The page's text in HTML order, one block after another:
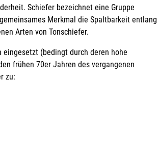
Schiefer bezeichnet eine Gruppe
Merkmal die Spaltbarkeit entlang
Arten von Tonschiefer.
(bedingt durch deren hohe
frühen 70er Jahren des vergangenen
zu: